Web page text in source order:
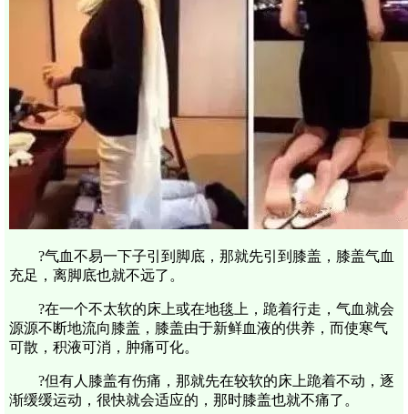
?气血不易一下子引到脚底，那就先引到膝盖，膝盖气血
充足，离脚底也就不远了。
?在一个不太软的床上或在地毯上，跪着行走，气血就会
源源不断地流向膝盖，膝盖由于新鲜血液的供养，而使寒气
可散，积液可消，肿痛可化。
?但有人膝盖有伤痛，那就先在较软的床上跪着不动，逐
渐缓缓运动，很快就会适应的，那时膝盖也就不痛了。